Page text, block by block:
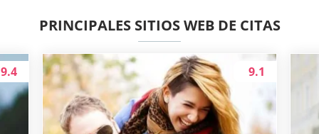
PRINCIPALES SITIOS WEB DE CITAS
9.4 9.1